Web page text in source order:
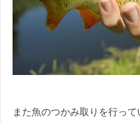
また魚のつかみ取りを行っ